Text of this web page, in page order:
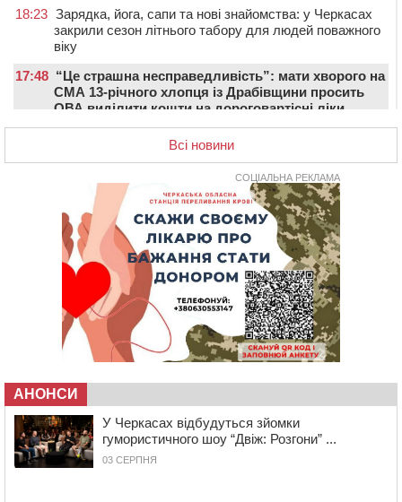
18:23 Зарядка, йога, сапи та нові знайомства: у Черкасах
закрили сезон літнього табору для людей поважного
віку
17:48 “Це страшна несправедливість”: мати хворого на
СМА 13-річного хлопця із Драбівщини просить
ОВА виділити кошти на дороговартісні ліки
На Уманщині судитимуть колишню очільницю відділу
освіти через закупівлю електрики за завищеною
У Черкасах провели в останню путь двох
загиблих воїнів
До 1 вересня у Черкасах оновлюють дорожню
розмітку біля навчальних закладів (ФОТОФАКТ)
На честь загиблого захисника і чемпіона світу в
Черкасах відкрили спортивно-реабілітаційний центр
На Звенигородщині, попри заборону міськради,
проведуть “Ше.Fest”
роботі електромереж та комунальних служб
14:02 На Черкащині намолотили перший мільйон тонн
зерна нового врожаю
13:40 На Кам’янщині сталася масштабна пожежа
сміттєзвалища
Всі новини
СОЦІАЛЬНА РЕКЛАМА
АНОНСИ
У Черкасах відбудуться зйомки
гумористичного шоу “Двіж: Розгони” ...
03 СЕРПНЯ